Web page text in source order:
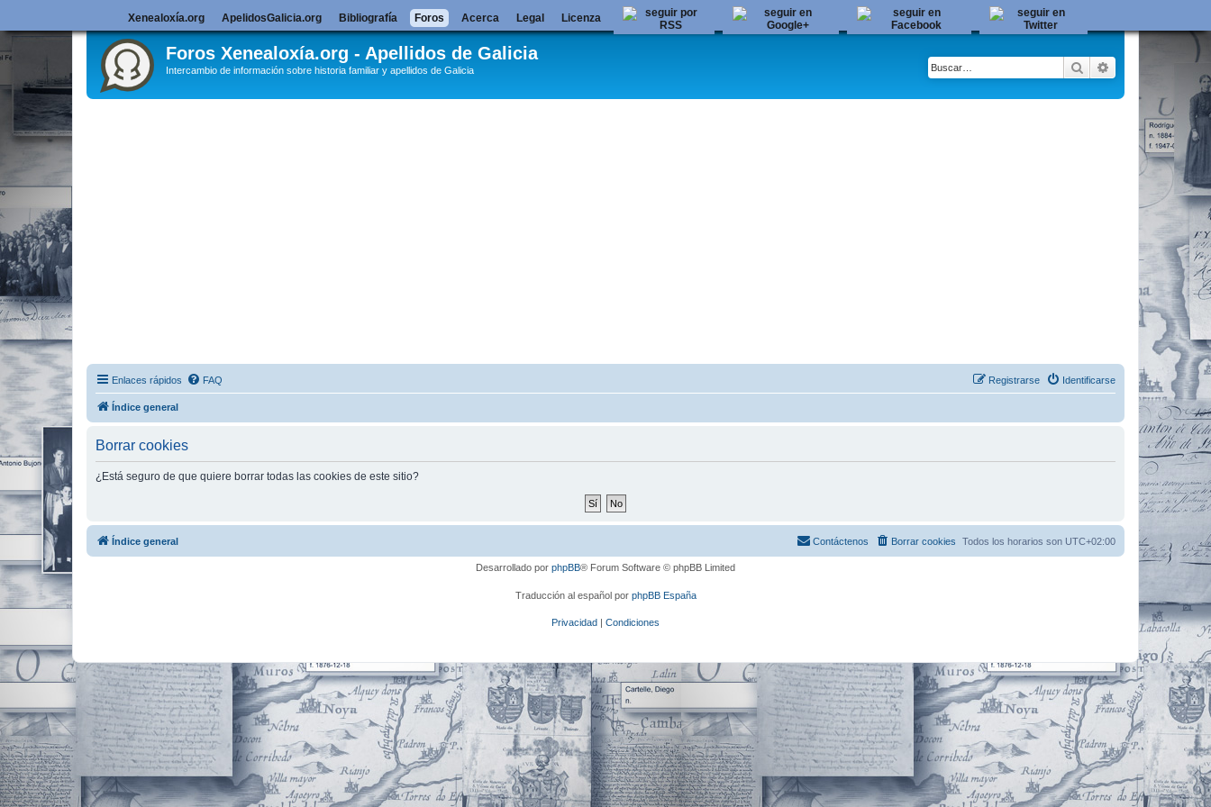
Foros Xenealoxía.org - Apellidos de Galicia
Intercambio de información sobre historia familiar y apellidos de Galicia Buscar Búsqueda
Enlaces rápidos FAQ Identificarse
Registrarse
Índice general
Borrar cookies
¿Está seguro de que quiere borrar todas las cookies de este sitio?
Xenealoxía.org ApelidosGalicia.org Bibliografía Foros Acerca Legal Licenza
Índice general Todos los horarios son UTC+02:00
Borrar cookies
Contáctenos
Desarrollado por phpBB® Forum Software © phpBB Limited
Traducción al español por phpBB España
Privacidad | Condiciones